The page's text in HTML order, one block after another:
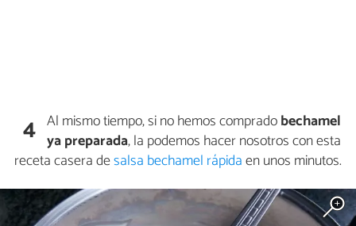
4 Al mismo tiempo, si no hemos compradobechamel
ya preparada, la podemos hacer nosotros con esta
receta casera desalsa bechamel rápidaen unos minutos.